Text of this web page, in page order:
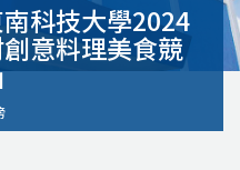
科技大學2024
意料理美食競